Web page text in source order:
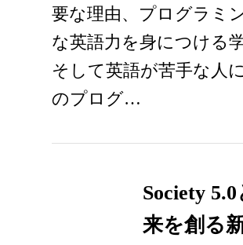
要な理由、プログラミ
な英語力を身につける学
そして英語が苦手な人
のプログ…
Society
来を創る